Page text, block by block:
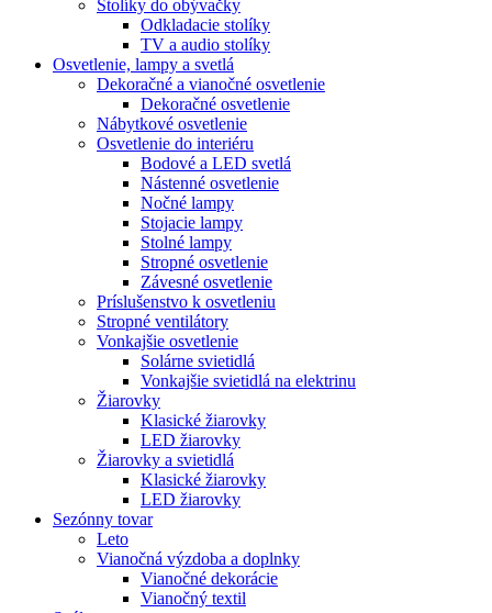
Stolíky do obývačky
Odkladacie stolíky
TV a audio stolíky
Osvetlenie, lampy a svetlá
Dekoračné a vianočné osvetlenie
Dekoračné osvetlenie
Nábytkové osvetlenie
Osvetlenie do interiéru
Bodové a LED svetlá
Nástenné osvetlenie
Nočné lampy
Stojacie lampy
Stolné lampy
Stropné osvetlenie
Závesné osvetlenie
Príslušenstvo k osvetleniu
Stropné ventilátory
Vonkajšie osvetlenie
Solárne svietidlá
Vonkajšie svietidlá na elektrinu
Žiarovky
Klasické žiarovky
LED žiarovky
Žiarovky a svietidlá
Klasické žiarovky
LED žiarovky
Sezónny tovar
Leto
Vianočná výzdoba a doplnky
Vianočné dekorácie
Vianočný textil